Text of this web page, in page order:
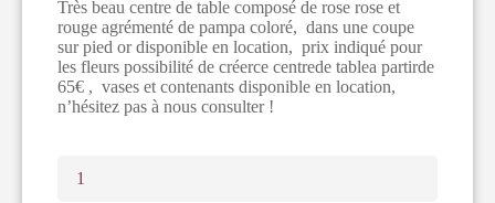
Très beau centre de table composé de rose rose et
rouge agrémenté de pampa coloré, dans une coupe
sur pied or disponible en location, prix indiqué pour
les fleurs possibilité de créerce centrede tablea partirde
65€ , vases et contenants disponible en location,
n’hésitez pas à nous consulter !